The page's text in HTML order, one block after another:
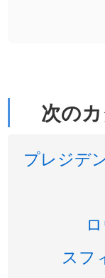
次の
プレジデ
スフ